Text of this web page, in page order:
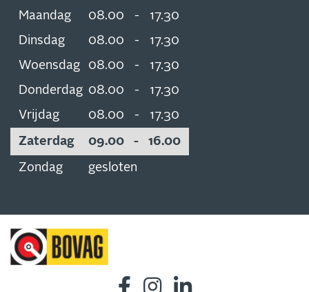
Maandag 08.00 -
17.30
Dinsdag
08.00 -
17.30
Woensdag
08.00 -
17.30
Donderdag 08.00 -
17.30
Vrijdag
08.00 - 17.30
Zaterdag 09.00 - 16.00
Zondag gesloten